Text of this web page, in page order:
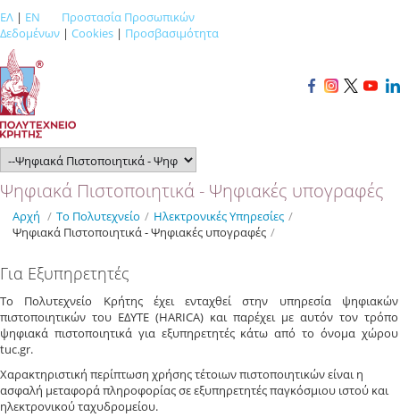
ΕΛ | EN
Προστασία Προσωπικών
Δεδομένων | Cookies | Προσβασιμότητα
Ψηφιακά Πιστοποιητικά - Ψηφιακές υπογραφές
Αρχή / Το Πολυτεχνείο / Ηλεκτρονικές Υπηρεσίες /
Ψηφιακά Πιστοποιητικά - Ψηφιακές υπογραφές /
Για Εξυπηρετητές
Το Πολυτεχνείο Κρήτης έχει ενταχθεί στην υπηρεσία ψηφιακών
πιστοποιητικών του ΕΔΥΤΕ (HARICA) και παρέχει με αυτόν τον τρόπο
ψηφιακά πιστοποιητικά για εξυπηρετητές κάτω από το όνομα χώρου
tuc.gr.
Χαρακτηριστική περίπτωση χρήσης τέτοιων πιστοποιητικών είναι η
ασφαλή μεταφορά πληροφορίας σε εξυπηρετητές παγκόσμιου ιστού και
ηλεκτρονικού ταχυδρομείου.